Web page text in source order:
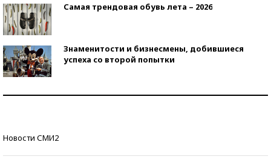
Самая трендовая обувь лета – 2026
Знаменитости и бизнесмены, добившиеся
успеха со второй попытки
Новости СМИ2